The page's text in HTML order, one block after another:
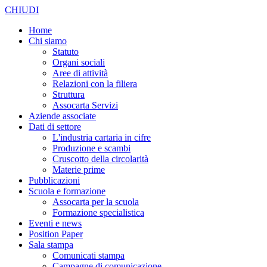
CHIUDI
Home
Chi siamo
Statuto
Organi sociali
Aree di attività
Relazioni con la filiera
Struttura
Assocarta Servizi
Aziende associate
Dati di settore
L'industria cartaria in cifre
Produzione e scambi
Cruscotto della circolarità
Materie prime
Pubblicazioni
Scuola e formazione
Assocarta per la scuola
Formazione specialistica
Eventi e news
Position Paper
Sala stampa
Comunicati stampa